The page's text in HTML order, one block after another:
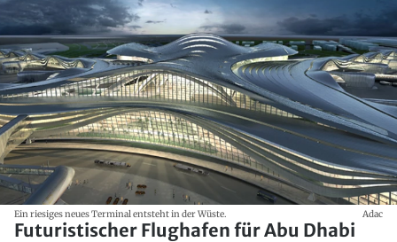
Ein riesiges neues Terminal entsteht in der Wüste. Adac
Futuristischer Flughafen für Abu Dhabi